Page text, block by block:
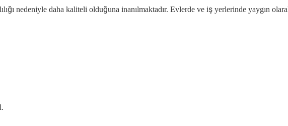
nedeniyle daha kaliteli olduğuna inanılmaktadır. Evlerde ve iş yerlerinde yaygın